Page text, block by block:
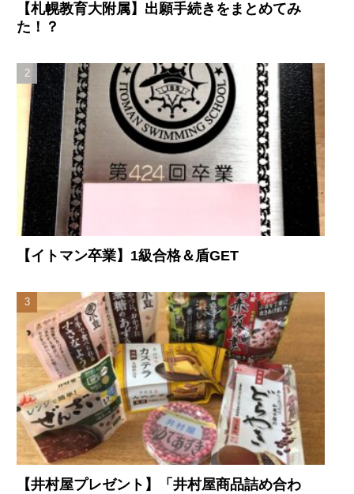
【札幌教育大附属】出願手続きをまとめてみ
た！？
【イトマン卒業】1級合格＆盾GET
【井村屋プレゼント】「井村屋商品詰め合わ